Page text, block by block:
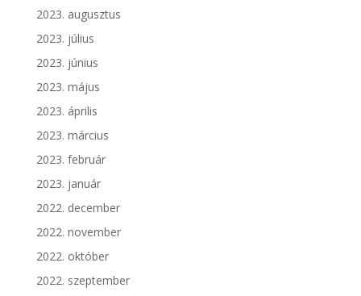
2023. augusztus
2023. július
2023. június
2023. május
2023. április
2023. március
2023. február
2023. január
2022. december
2022. november
2022. október
2022. szeptember